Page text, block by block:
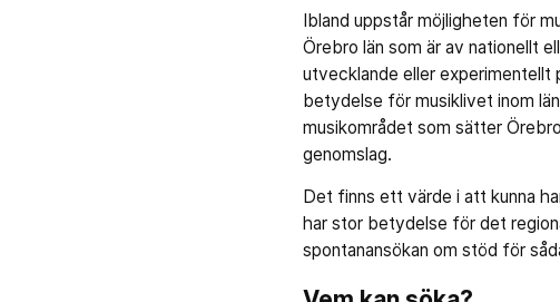
Ibland uppstår möjligheten för
Örebro län som är av nationellt
utvecklande eller
betydelse för musiklivet inom
musikområdet som sätter
genomslag.
Det finns ett värde i att kunna
har stor betydelse för det
spontanansökan om stöd för